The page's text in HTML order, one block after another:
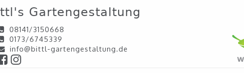
Gartengestaltung
08141/3150668
0173/6745339
info@bittl-gartengestaltung.de